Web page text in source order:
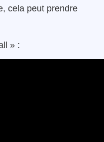
cela peut prendre
» :